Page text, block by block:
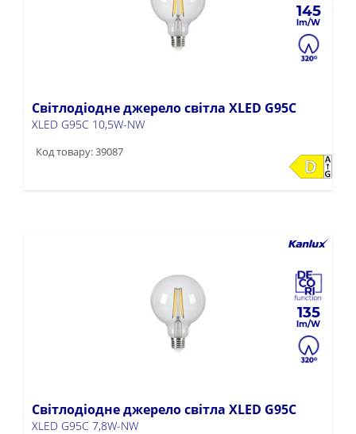
145
Світлодіодне джерело світла XLED G95C
XLED G95C 10,5W-NW
Код товару: 39087
135
Світлодіодне джерело світла XLED G95C
XLED G95C 7,8W-NW